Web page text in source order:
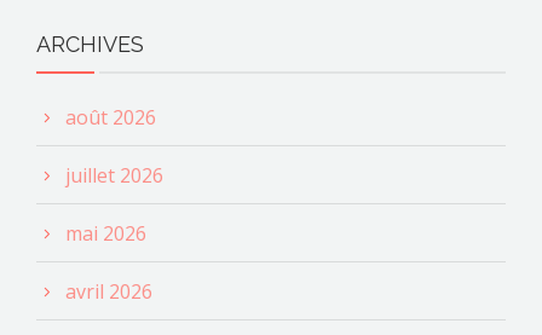
ARCHIVES
août 2026
juillet 2026
mai 2026
avril 2026